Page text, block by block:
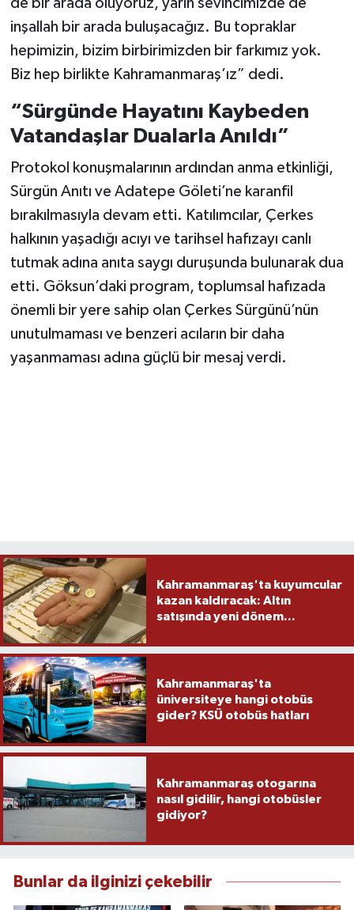
de bir arada oluyoruz, yarın sevincimizde de
inşallah bir arada buluşacağız. Bu topraklar
hepimizin, bizim birbirimizden bir farkımız yok.
Biz hep birlikte Kahramanmaraş’ız” dedi.
“Sürgünde Hayatını Kaybeden
Vatandaşlar Dualarla Anıldı”
Protokol konuşmalarının ardından anma etkinliği,
Sürgün Anıtı ve Adatepe Göleti’ne karanfil
bırakılmasıyla devam etti. Katılımcılar, Çerkes
halkının yaşadığı acıyı ve tarihsel hafızayı canlı
tutmak adına anıta saygı duruşunda bulunarak dua
etti. Göksun’daki program, toplumsal hafızada
önemli bir yere sahip olan Çerkes Sürgünü’nün
unutulmaması ve benzeri acıların bir daha
yaşanmaması adına güçlü bir mesaj verdi.
Kahramanmaraş'ta kuyumcular
kazan kaldıracak: Altın
satışında yeni dönem...
Kahramanmaraş'ta
üniversiteye hangi otobüs
gider? KSÜ otobüs hatları
Kahramanmaraş otogarına
nasıl gidilir, hangi otobüsler
gidiyor?
Bunlar da ilginizi çekebilir